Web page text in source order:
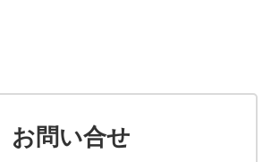
お問い合せ